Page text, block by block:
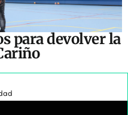
para devolver la